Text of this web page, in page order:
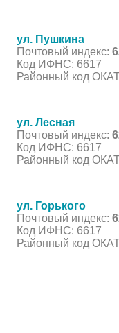
ул. Пушкина
Почтовый индекс:
Код ИФНС: 6617
Районный код
ул. Лесная
Почтовый индекс:
Код ИФНС: 6617
Районный код
ул. Горького
Почтовый индекс:
Код ИФНС: 6617
Районный код